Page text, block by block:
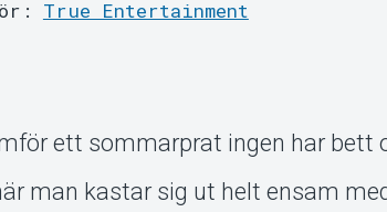
True Entertainment
ett sommarprat ingen har bett
man kastar sig ut helt ensam